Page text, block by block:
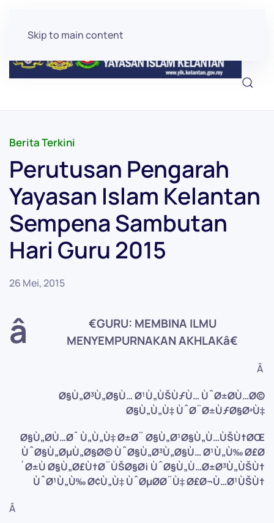
Skip to main content
Berita Terkini
Perutusan Pengarah
Yayasan Islam Kelantan
Sempena Sambutan
Hari Guru 2015
26 Mei, 2015
â
€GURU: MEMBINA ILMU
MENYEMPURNAKAN AKHLAKâ€
Â
Ø§Ù„Ø³Ù„Ø§Ù… Ø¹Ù„ÙŠÙƒÙ… ÙˆØ±Ø­Ù…Ø©
Ø§Ù„Ù„Ù‡ ÙˆØ¨Ø±ÙƒØ§ØªÙ‡
Ø§Ù„Ø­Ù…Ø¯ Ù„Ù„Ù‡ Ø±Ø¨ Ø§Ù„Ø¹Ø§Ù„Ù…ÙŠÙ†ØŒ
ÙˆØ§Ù„ØµÙ„Ø§Ø© ÙˆØ§Ù„Ø³Ù„Ø§Ù… Ø¹Ù„Ù‰ Ø£Ø
´Ø±Ù Ø§Ù„Ø£Ù†Ø¨ÙŠØ§Ø¡ ÙˆØ§Ù„Ù…Ø±Ø³Ù„ÙŠÙ†
ÙˆØ¹Ù„Ù‰ Ø¢Ù„Ù‡ ÙˆØµØ­Ø¨Ù‡ Ø£Ø¬Ù…Ø¹ÙŠÙ†
Â